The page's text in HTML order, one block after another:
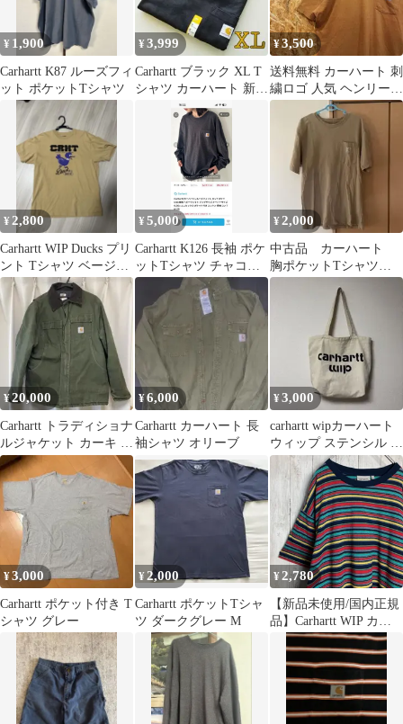
¥ 1,900
Carhartt K87 ルーズフィ
ット ポケットTシャツ
¥3,999
Carhartt ブラック XL T
シャツ カーハート 新品
半袖 正規品
¥3,500
送料無料 カーハート 刺
繍ロゴ 人気 ヘンリーネ
ック ゆるだぼ00s Tシャ
¥ 2,800
Carhartt WIP Ducks プリ
ント Tシャツ ベージュ
M
¥5,000
Carhartt K126 長袖 ポケ
ットTシャツ チャコー
ルグレー
¥2,000
中古品 カーハート
胸ポケットTシャツ
サイズM
¥20,000
Carhartt トラディショナ
ルジャケット カーキ メ
ンズ
¥6,000
Carhartt カーハート 長
袖シャツ オリーブ
¥3,000
carhartt wipカーハート
ウィップ ステンシル ト
ートバック キャンパス
¥3,000
Carhartt ポケット付き T
シャツ グレー
¥2,000
Carhartt ポケットTシャ
ツ ダークグレー M
¥2,780
【新品未使用/国内正規
品】Carhartt WIP カー
ハート マルチロゴ ボー
ダー 半袖Tシャツ